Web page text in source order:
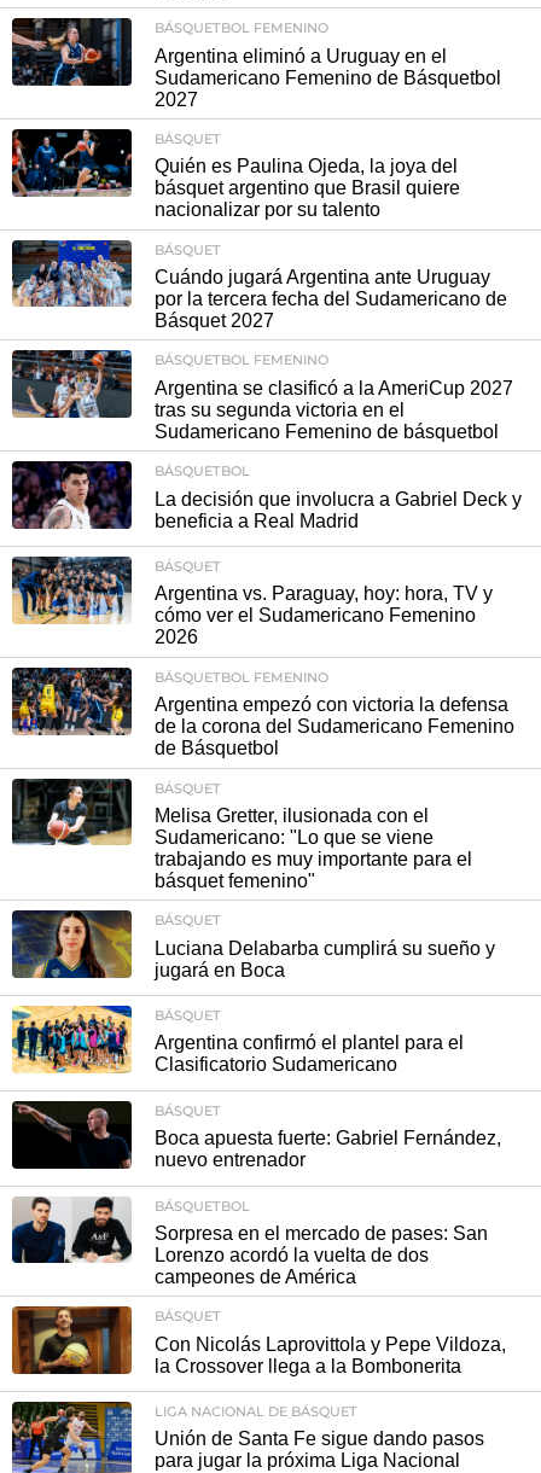
BÁSQUETBOL FEMENINO
Argentina eliminó a Uruguay en el
Sudamericano Femenino de Básquetbol
2027
BÁSQUET
Quién es Paulina Ojeda, la joya del
básquet argentino que Brasil quiere
nacionalizar por su talento
BÁSQUET
Cuándo jugará Argentina ante Uruguay
por la tercera fecha del Sudamericano de
Básquet 2027
BÁSQUETBOL FEMENINO
Argentina se clasificó a la AmeriCup 2027
tras su segunda victoria en el
Sudamericano Femenino de básquetbol
BÁSQUETBOL
La decisión que involucra a Gabriel Deck y
beneficia a Real Madrid
BÁSQUET
Argentina vs. Paraguay, hoy: hora, TV y
cómo ver el Sudamericano Femenino
2026
BÁSQUETBOL FEMENINO
Argentina empezó con victoria la defensa
de la corona del Sudamericano Femenino
de Básquetbol
BÁSQUET
Melisa Gretter, ilusionada con el
Sudamericano: "Lo que se viene
trabajando es muy importante para el
básquet femenino"
BÁSQUET
Luciana Delabarba cumplirá su sueño y
jugará en Boca
BÁSQUET
Argentina confirmó el plantel para el
Clasificatorio Sudamericano
BÁSQUET
Boca apuesta fuerte: Gabriel Fernández,
nuevo entrenador
BÁSQUETBOL
Sorpresa en el mercado de pases: San
Lorenzo acordó la vuelta de dos
campeones de América
BÁSQUET
Con Nicolás Laprovittola y Pepe Vildoza,
la Crossover llega a la Bombonerita
LIGA NACIONAL DE BÁSQUET
Unión de Santa Fe sigue dando pasos
para jugar la próxima Liga Nacional